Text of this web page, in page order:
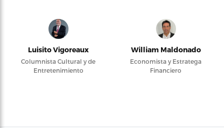
Luisito Vigoreaux
Columnista Cultural y de
Entretenimiento
William Maldonado
Economista y Estratega
Financiero